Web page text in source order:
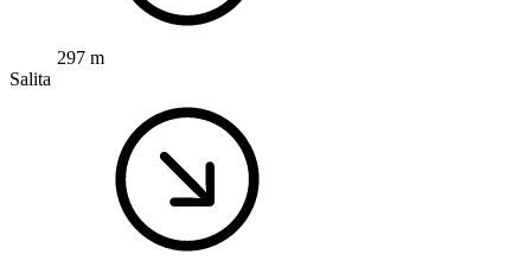
297 m
Salita